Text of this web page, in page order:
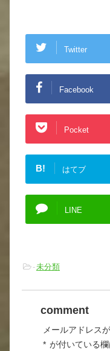
Twitter
Facebook
Pocket
B! はてブ
LINE
-未分類
comment
メールアドレス
* が付いている